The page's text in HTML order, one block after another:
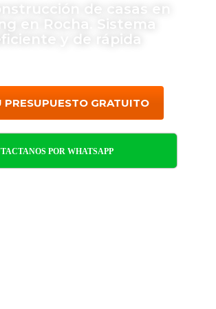
de casas en
en Rocha. Sistema
y de rápida
PRESUPUESTO GRATUITO
POR WHATSAPP